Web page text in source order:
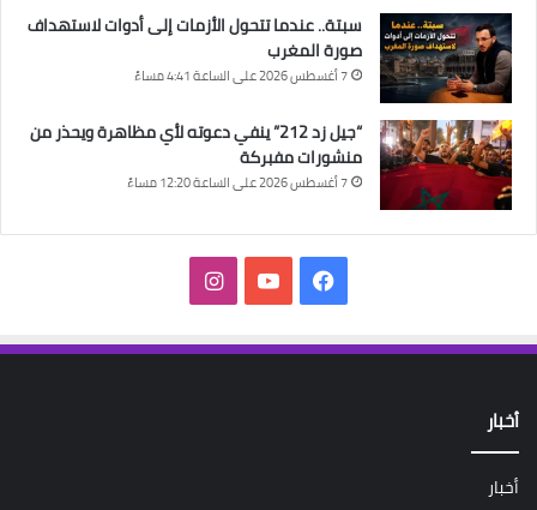
سبتة.. عندما تتحول الأزمات إلى أدوات لاستهداف
صورة المغرب
7 أغسطس 2026 على الساعة 4:41 مساءً
“جيل زد 212” ينفي دعوته لأي مظاهرة ويحذر من
منشورات مفبركة
7 أغسطس 2026 على الساعة 12:20 مساءً
فيسبوك‫YouTubeانستقرام
أخبار
أخبار